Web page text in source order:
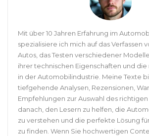
Mit über 10 Jahren Erfahrung im
spezialisiere ich mich auf das Verfassen
Autos, das Testen verschiedener
ihrer technischen Eigenschaften und die
in der Automobilindustrie. Meine Texte
tiefgehende Analysen, Rezensionen,
Empfehlungen zur Auswahl des
danach, den Lesern zu helfen, die
zu verstehen und die perfekte Lösung
zu finden. Wenn Sie hochwertigen